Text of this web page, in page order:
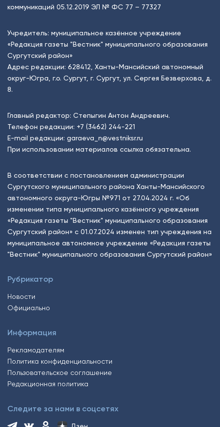
коммуникаций 05.12.2019 ЭЛ № ФС 77 – 77327
Учредитель: муниципальное казённое учреждение
«Редакция газеты "Вестник" муниципального образования
Сургутский район»
Адрес редакции: 628412, Ханты-Мансийский автономный
округ-Югра, г.о. Сургут, г. Сургут, ул. Сергея Безверхова, д.
8.
Главный редактор: Степыгин Антон Андреевич.
Телефон редакции: +7 (3462) 244-221
E-mail редакции: garaeva_n@vestniksr.ru
При использовании материалов ссылка обязательна.
В соответствии с постановлением администрации
Сургутского муниципального района Ханты-Мансийского
автономного округа-Югры №971 от 27.04.2024 г. «Об
изменении типа муниципального казённого учреждения
«Редакция газеты "Вестник" муниципального образования
Сургутский район» с 01.07.2024 изменен тип учреждения на
муниципальное автономное учреждение «Редакция газеты
"Вестник" муниципального образования Сургутский район»
Рубрикатор
Новости
Официально
Информация
Рекламодателям
Политика конфиденциальности
Пользовательское соглашение
Редакционная политика
Следите за нами в соцсетях